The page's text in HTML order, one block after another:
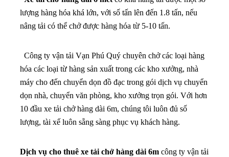
lượng hàng hóa khá lớn, với số tấn lên đến 1.8 tấn, nếu
nâng tải có thể chở được hàng hóa từ 5-10 tấn.
Công ty vận tải Vạn Phú Quý chuyên chở các loại hàng
hóa các loại từ hàng sản xuất trong các kho xưởng, nhà
máy cho đến chuyển dọn đồ đạc trong gói dịch vụ chuyển
dọn nhà, chuyển văn phòng, kho xưởng trọn gói. Với hơn
10 đầu xe tải chở hàng dài 6m, chúng tôi luôn đủ số
lượng, tài xế luôn sẵng sàng phục vụ khách hàng.
Dịch vụ cho thuê xe tải chở hàng dài 6m công ty vận tải